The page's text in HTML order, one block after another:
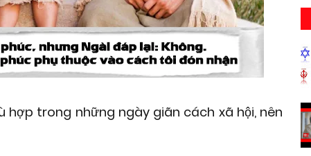
trong những ngày giãn cách xã hội, nên